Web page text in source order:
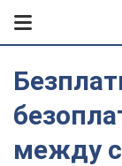
между